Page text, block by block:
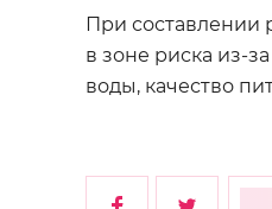
При составлении
в зоне риска из-
воды, качество